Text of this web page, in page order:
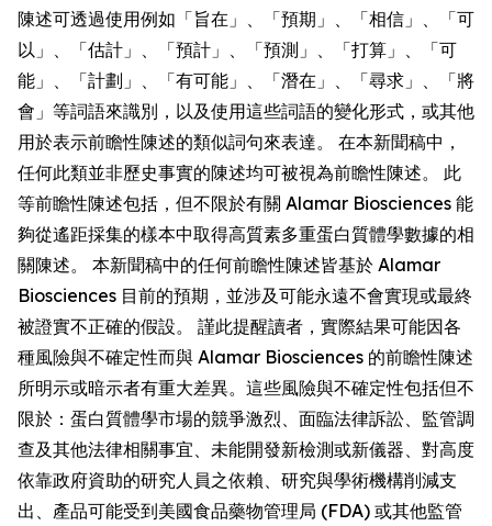
陳述可透過使用例如「旨在」、「預期」、「相信」、「可
以」、「估計」、「預計」、「預測」、「打算」、「可
能」、「計劃」、「有可能」、「潛在」、「尋求」、「將
會」等詞語來識別，以及使用這些詞語的變化形式，或其他
用於表示前瞻性陳述的類似詞句來表達。 在本新聞稿中，
任何此類並非歷史事實的陳述均可被視為前瞻性陳述。 此
等前瞻性陳述包括，但不限於有關 Alamar Biosciences 能
夠從遙距採集的樣本中取得高質素多重蛋白質體學數據的相
關陳述。 本新聞稿中的任何前瞻性陳述皆基於 Alamar
Biosciences 目前的預期，並涉及可能永遠不會實現或最終
被證實不正確的假設。 謹此提醒讀者，實際結果可能因各
種風險與不確定性而與 Alamar Biosciences 的前瞻性陳述
所明示或暗示者有重大差異。這些風險與不確定性包括但不
限於：蛋白質體學市場的競爭激烈、面臨法律訴訟、監管調
查及其他法律相關事宜、未能開發新檢測或新儀器、對高度
依靠政府資助的研究人員之依賴、研究與學術機構削減支
出、產品可能受到美國食品藥物管理局 (FDA) 或其他監管